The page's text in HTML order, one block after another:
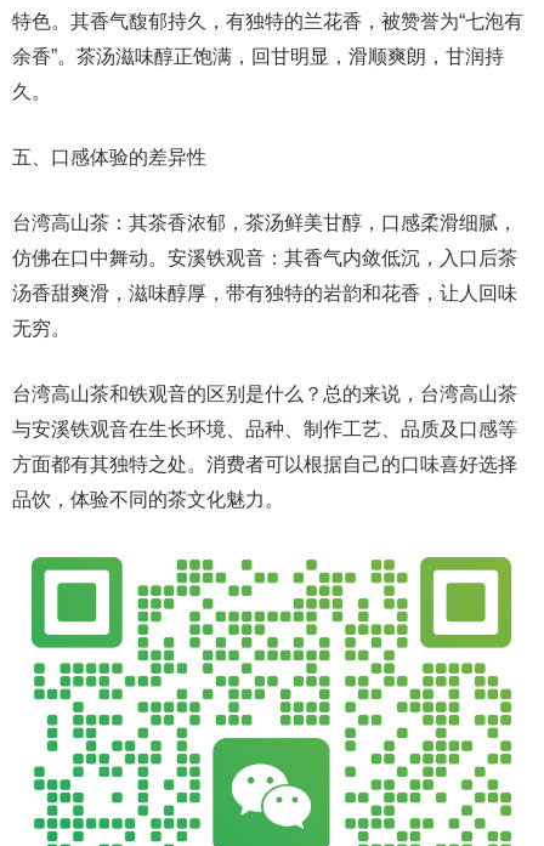
特色。其香气馥郁持久，有独特的兰花香，被赞誉为“七泡有
余香”。茶汤滋味醇正饱满，回甘明显，滑顺爽朗，甘润持
久。
五、口感体验的差异性
台湾高山茶：其茶香浓郁，茶汤鲜美甘醇，口感柔滑细腻，
仿佛在口中舞动。安溪铁观音：其香气内敛低沉，入口后茶
汤香甜爽滑，滋味醇厚，带有独特的岩韵和花香，让人回味
无穷。
台湾高山茶和铁观音的区别是什么？总的来说，台湾高山茶
与安溪铁观音在生长环境、品种、制作工艺、品质及口感等
方面都有其独特之处。消费者可以根据自己的口味喜好选择
品饮，体验不同的茶文化魅力。